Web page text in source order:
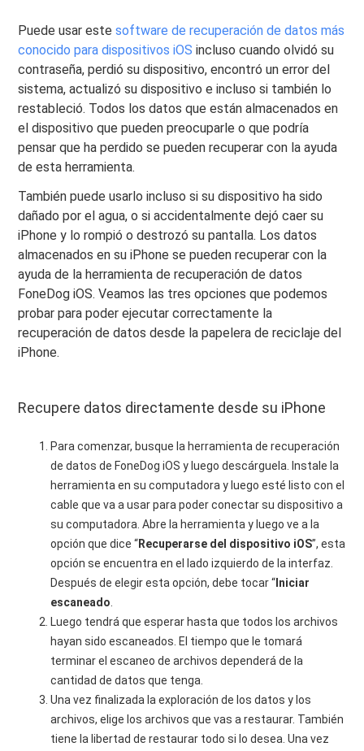
Puede usar estesoftware de recuperación de datos más
conocido para dispositivos iOS incluso cuando olvidó su
contraseña, perdió su dispositivo, encontró un error del
sistema, actualizó su dispositivo e incluso si también lo
restableció. Todos los datos que están almacenados en
el dispositivo que pueden preocuparle o que podría
pensar que ha perdido se pueden recuperar con la ayuda
de esta herramienta.
También puede usarlo incluso si su dispositivo ha sido
dañado por el agua, o si accidentalmente dejó caer su
iPhone y lo rompió o destrozó su pantalla. Los datos
almacenados en su iPhone se pueden recuperar con la
ayuda de la herramienta de recuperación de datos
FoneDog iOS. Veamos las tres opciones que podemos
probar para poder ejecutar correctamente la
recuperación de datos desde la papelera de reciclaje del
iPhone.
Recupere datos directamente desde su iPhone
Para comenzar, busque la herramienta de recuperación
de datos de FoneDog iOS y luego descárguela. Instale la
herramienta en su computadora y luego esté listo con el
cable que va a usar para poder conectar su dispositivo a
su computadora. Abre la herramienta y luego ve a la
opción que dice “Recuperarse del dispositivo iOS”, esta
opción se encuentra en el lado izquierdo de la interfaz.
Después de elegir esta opción, debe tocar “ Iniciar
escaneado.
Luego tendrá que esperar hasta que todos los archivos
hayan sido escaneados. El tiempo que le tomará
terminar el escaneo de archivos dependerá de la
cantidad de datos que tenga.
Una vez finalizada la exploración de los datos y los
archivos, elige los archivos que vas a restaurar. También
tiene la libertad de restaurar todo si lo desea. Una vez